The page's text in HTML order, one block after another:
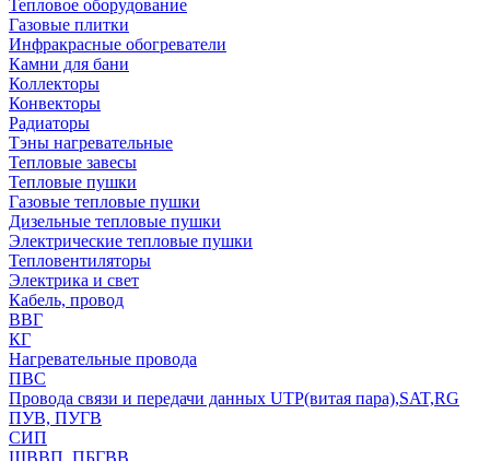
Тепловое оборудование
Газовые плитки
Инфракрасные обогреватели
Камни для бани
Коллекторы
Конвекторы
Радиаторы
Тэны нагревательные
Тепловые завесы
Тепловые пушки
Газовые тепловые пушки
Дизельные тепловые пушки
Электрические тепловые пушки
Тепловентиляторы
Электрика и свет
Кабель, провод
ВВГ
КГ
Нагревательные провода
ПВС
Провода связи и передачи данных UTP(витая пара),SAT,RG
ПУВ, ПУГВ
СИП
ШВВП, ПБГВВ